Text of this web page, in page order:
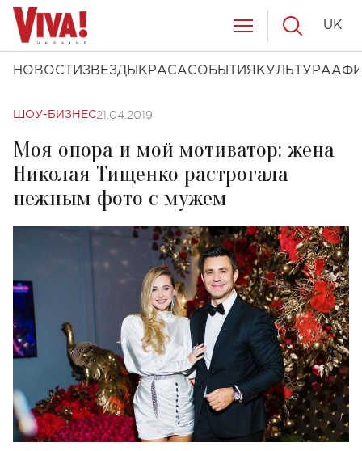
НОВОСТИ ЗВЕЗДЫ КРАСАСОБЫТИЯ КУЛЬТУРА
UK
ШОУ-БИЗНЕС21.04.2019
Моя опора и мой мотиватор: жена
Николая Тищенко растрогала
нежным фото с мужем